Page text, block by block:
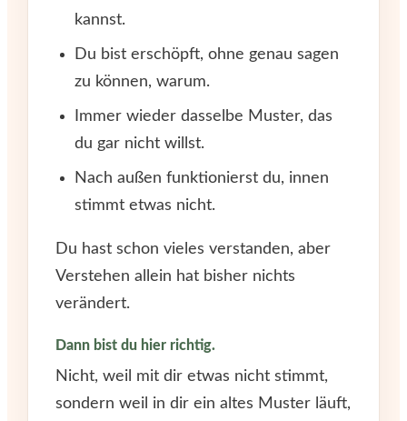
kannst.
Du bist erschöpft, ohne genau sagen
zu können, warum.
Immer wieder dasselbe Muster, das
du gar nicht willst.
Nach außen funktionierst du, innen
stimmt etwas nicht.
Du hast schon vieles verstanden, aber
Verstehen allein hat bisher nichts
verändert.
Dann bist du hier richtig.
Nicht, weil mit dir etwas nicht stimmt,
sondern weil in dir ein altes Muster läuft,